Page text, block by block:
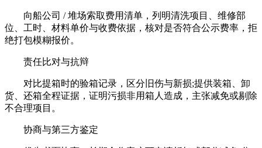
向船公司 / 堆场索取费用清单，列明清洗项目、维修部
位、工时、材料单价与收费依据，核对是否符合公示费率，拒
绝打包模糊报价。
责任比对与抗辩
对比提箱时的验箱记录，区分旧伤与新损;提供装箱、卸
货、还箱全程证据，证明污损非用箱人造成，主张减免或剔除
不合理项目。
协商与第三方鉴定